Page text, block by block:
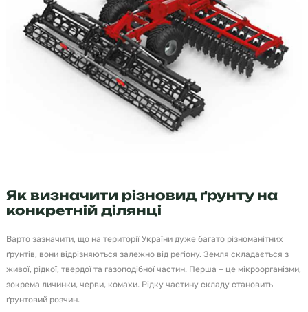
Як визначити різновид ґрунту на
конкретній ділянці
Варто зазначити, що на території України дуже багато різноманітних
ґрунтів, вони відрізняються залежно від регіону. Земля складається з
живої, рідкої, твердої та газоподібної частин. Перша – це мікроорганізми,
зокрема личинки, черви, комахи. Рідку частину складу становить
ґрунтовий розчин.